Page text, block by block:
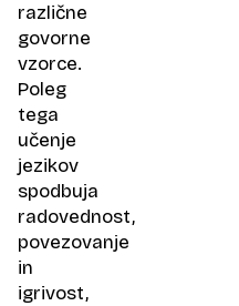
različne
govorne
vzorce.
Poleg
tega
učenje
jezikov
spodbuja
radovednost,
povezovanje
in
igrivost,